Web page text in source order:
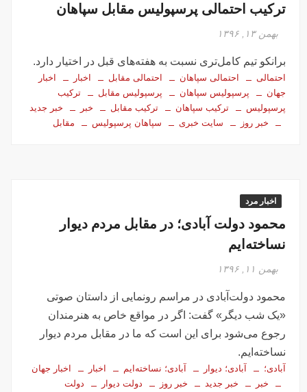
ترکیب احتمالی پرسپولیس مقابل سپاهان
بهمن ۱۳, ۱۳۹۶
برانکو تیم کامل‌تری نسبت به هفته‌های قبل در اختیار دارد.
احتمالی احتمالی سپاهان احتمالی مقابل اخبار
اخبار
جهان
پرسپولیس سپاهان پرسپولیس مقابل
ترکیب
پرسپولیس
ترکیب سپاهان ترکیب مقابل خبر
خبر جدید
خبر روز
سایت خبری سپاهان پرسپولیس مقابل
اخبار مرد
محمود دولت آبادی؛ در مقابل مردم دیوار
نساخته‌ایم
بهمن ۱۱, ۱۳۹۶
محمود دولت‌آبادی در مراسم رونمایی از داستان صوتی
«یک شب دیگر» گفت: اگر در مواقع خاص به هنرمندان
رجوع می‌شود برای این است که ما در مقابل مردم دیوار
نساخته‌ایم.
آبادی؛ آبادی؛ دیوار آبادی؛ نساخته‌ایم اخبار
اخبار جهان
خبر
خبر جدید خبر روز دولت دیوار
دولت